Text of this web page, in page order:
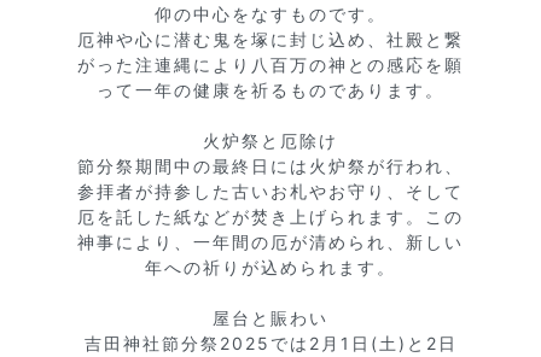
仰の中心をなすものです。
厄神や心に潜む鬼を塚に封じ込め、社殿と繋
がった注連縄により八百万の神との感応を願
って一年の健康を祈るものであります。
火炉祭と厄除け
節分祭期間中の最終日には火炉祭が行われ、
参拝者が持参した古いお札やお守り、そして
厄を託した紙などが焚き上げられます。この
神事により、一年間の厄が清められ、新しい
年への祈りが込められます。
屋台と賑わい
吉田神社節分祭2025では2月1日(土)と2日